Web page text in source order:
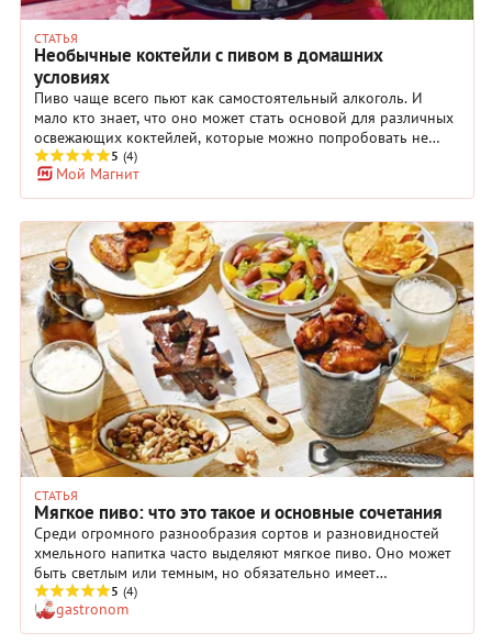
СТАТЬЯ
Необычные коктейли с пивом в домашних
условиях
Пиво чаще всего пьют как самостоятельный алкоголь. И
мало кто знает, что оно может стать основой для различных
освежающих коктейлей, которые можно попробовать не
только в баре, но и легко приготовить такие напитки дома.
Коктейли на основе пива впечатляют своим многообразием.
Можно создавать миксы как со светлым, так и с темным
пивом, а также использовать ароматизированные сорта.
Смешивание пива с кофе, мороженым, фруктами и сиропами
открывает новые горизонты вкуса. Пивные коктейли также
отлично сочетаются с текилой, ромом и джином, что
позволяет экспериментировать с их крепостью и составами.
В этой подборке представлены рецепты авторских
лонгдринков и классика – вам будет чем удивить гостей.
Совет: если вы готовитесь к маленькой вечеринке или
большому празднику, делайте коктейль с пивом
непосредственно перед подачей, чтобы сохранить его
газированность. Но все ингредиенты можно подготовить
заранее.
5 (4)
Мой Магнит
СТАТЬЯ
Мягкое пиво: что это такое и основные сочетания
Среди огромного разнообразия сортов и разновидностей
хмельного напитка часто выделяют мягкое пиво. Оно может
быть светлым или темным, но обязательно имеет
бархатистый вкус без горечи и резких нот. Иногда мягкое
пиво называют session. О его возникновении спорят до сих
пор, а сочетается этот хмельной напиток со многими
5 (4)
gastronom